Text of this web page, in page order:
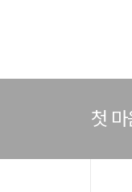
첫